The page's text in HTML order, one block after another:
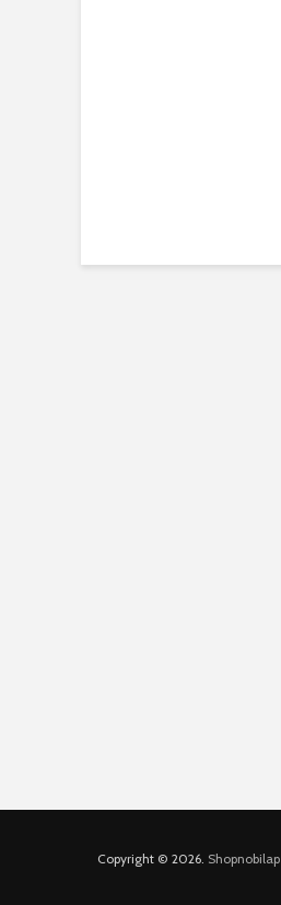
Copyright © 2026. Shopnobilap